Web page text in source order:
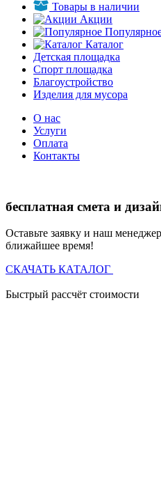
Товары в наличии
Акции
Каталог
Детская площадка
Спорт площадка
Благоустройство
Изделия для мусора
О нас
Услуги
Оплата
Контакты
бесплатная смета и
Оставьте заявку и наш
ближайшее время!
СКАЧАТЬ КАТАЛОГ
Быстрый рассчёт стоимости